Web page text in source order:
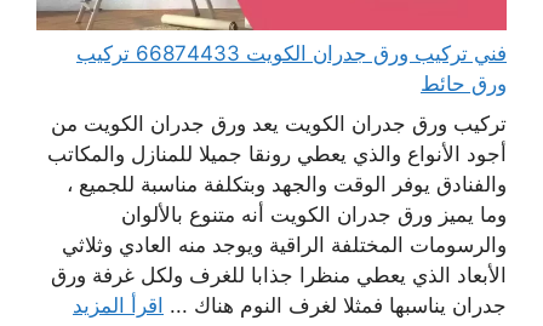
فني تركيب ورق جدران الكويت 66874433 تركيب
ورق حائط
تركيب ورق جدران الكويت يعد ورق جدران الكويت من
أجود الأنواع والذي يعطي رونقا جميلا للمنازل والمكاتب
والفنادق يوفر الوقت والجهد وبتكلفة مناسبة للجميع ،
وما يميز ورق جدران الكويت أنه متنوع بالألوان
والرسومات المختلفة الراقية ويوجد منه العادي وثلاثي
الأبعاد الذي يعطي منظرا جذابا للغرف ولكل غرفة ورق
جدران يناسبها فمثلا لغرف النوم هناك ... اقرأ المزيد